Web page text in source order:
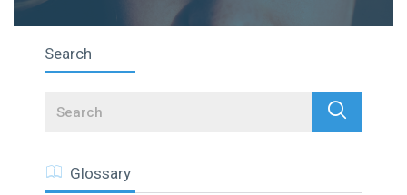
Search
Search
Glossary